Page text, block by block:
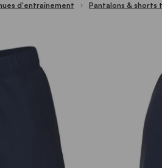
d'entraînement Pantalons & shorts